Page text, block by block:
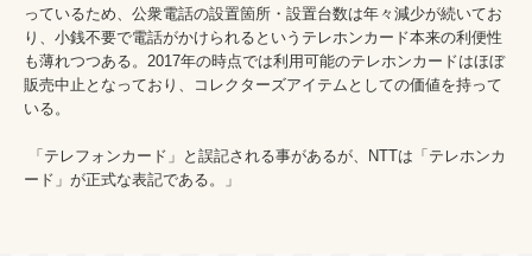
っているため、公衆電話の設置箇所・設置台数は年々減少が続いてお
り、小銭不要で電話がかけられるというテレホンカード本来の利便性
も薄れつつある。2017年の時点では利用可能のテレホンカードはほぼ
販売中止となっており、コレクターズアイテムとしての価値を持って
いる。
ード」が正式な表記である。」